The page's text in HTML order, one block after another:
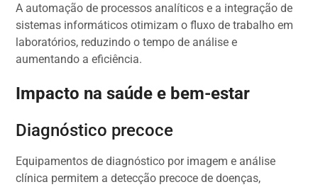
A automação de processos analíticos e a integração de
sistemas informáticos otimizam o fluxo de trabalho em
laboratórios, reduzindo o tempo de análise e
aumentando a eficiência.
Impacto na saúde e bem-estar
Diagnóstico precoce
Equipamentos de diagnóstico por imagem e análise
clínica permitem a detecção precoce de doenças,